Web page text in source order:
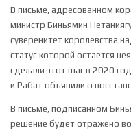
В письме, адресованном
министр Биньямин
суверенитет королевства
статус которой остается
сделали этот шаг в 2020
и Рабат объявили о
В письме, подписанном
решение будет отражено